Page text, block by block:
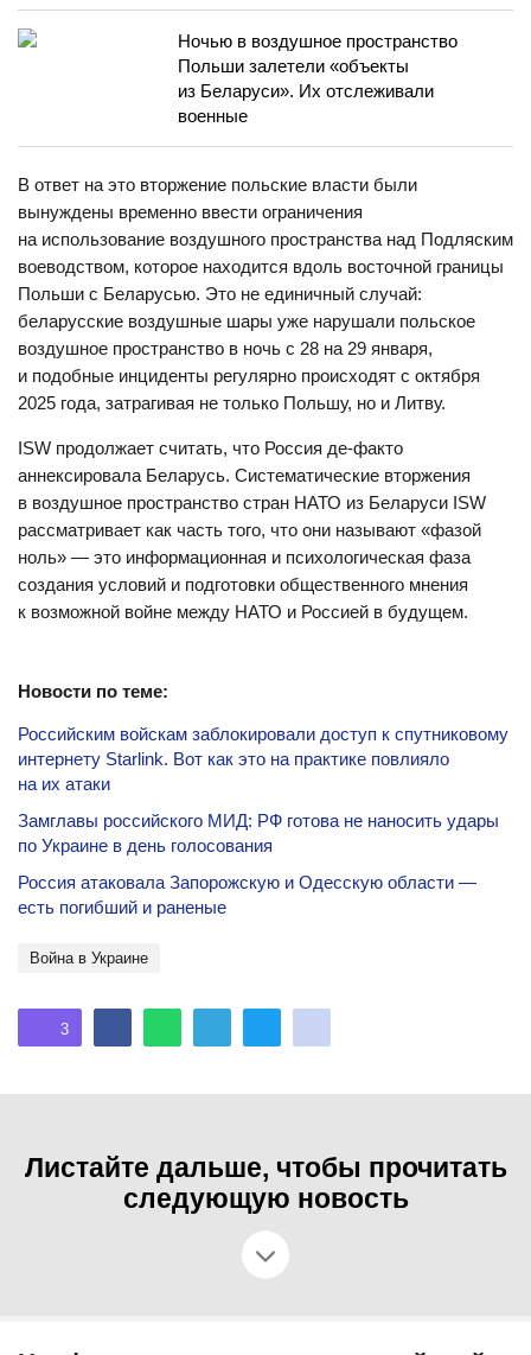
Ночью в воздушное пространство
Польши залетели «объекты
из Беларуси». Их отслеживали
военные
В ответ на это вторжение польские власти были
вынуждены временно ввести ограничения
на использование воздушного пространства над Подляским
воеводством, которое находится вдоль восточной границы
Польши с Беларусью. Это не единичный случай:
беларусские воздушные шары уже нарушали польское
воздушное пространство в ночь с 28 на 29 января,
и подобные инциденты регулярно происходят с октября
2025 года, затрагивая не только Польшу, но и Литву.
ISW продолжает считать, что Россия де-факто
аннексировала Беларусь. Систематические вторжения
в воздушное пространство стран НАТО из Беларуси ISW
рассматривает как часть того, что они называют «фазой
ноль» — это информационная и психологическая фаза
создания условий и подготовки общественного мнения
к возможной войне между НАТО и Россией в будущем.
Новости по теме:
Российским войскам заблокировали доступ к спутниковому
интернету Starlink. Вот как это на практике повлияло
на их атаки
Замглавы российского МИД: РФ готова не наносить удары
по Украине в день голосования
Россия атаковала Запорожскую и Одесскую области —
есть погибший и раненые
Война в Украине
3
Листайте дальше, чтобы прочитать
следующую новость